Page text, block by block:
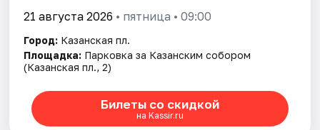
21 августа 2026 • пятница • 09:00
Город: Казанская пл.
Площадка: Парковка за Казанским собором
(Казанская пл., 2)
Билеты со скидкой
на Kassir.ru